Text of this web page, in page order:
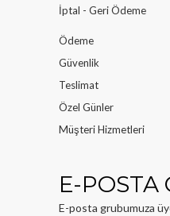
İptal - Geri Ödeme
Ödeme
Güvenlik
Teslimat
Özel Günler
Müşteri Hizmetleri
E-POSTA
E-posta grubumuza